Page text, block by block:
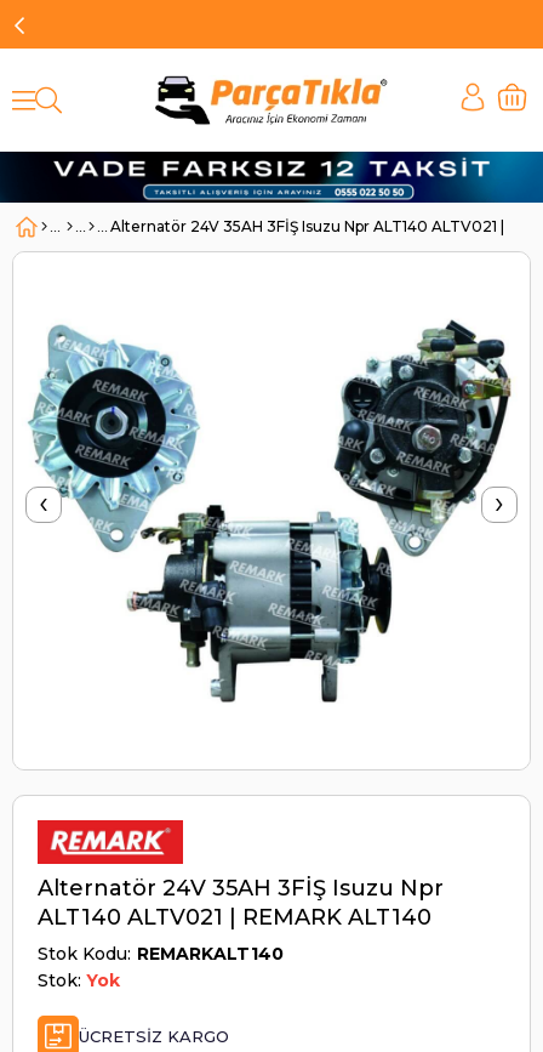
Alternatör 24V 35AH 3FİŞ Isuzu Npr ALT140 ALTV021 |
‹ ›
Alternatör 24V 35AH 3FİŞ Isuzu Npr
ALT140 ALTV021 | REMARK ALT140
Stok Kodu REMARKALT140
Stok: Yok
ÜCRETSIZ KARGO